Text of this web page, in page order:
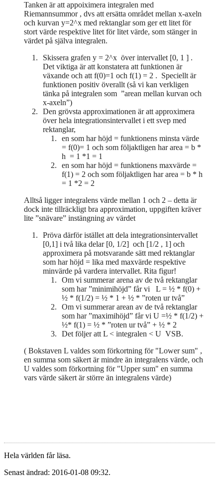
Tanken är att appoiximera integralen med
Riemannsummor , dvs att ersätta området mellan x-axeln
och kurvan y=2^x med rektanglar som ger ett litet för
stort värde respektive litet för litet värde, som stänger in
värdet på själva integralen.
Skissera grafen y = 2^x över intervallet [0, 1 ] .
Det viktiga är att konstatera att funktionen är
växande och att f(0)=1 och f(1) = 2 . Speciellt är
funktionen positiv överallt (så vi kan verkligen
tänka på integralen som ”arean mellan kurvan och
x-axeln”)
Den grövsta approximationen är att approximera
över hela integrationsintervallet i ett svep med
rektanglar,
en som har höjd = funktionens minsta värde
= f(0)= 1 och som följaktligen har area = b *
h = 1 *1 = 1
en som har höjd = funktionens maxvärde =
f(1) = 2 och som följaktligen har area = b * h
= 1 *2 = 2
Alltså ligger integralens värde mellan 1 och 2 – detta är
dock inte tillräckligt bra approximation, uppgiften kräver
lite ”snävare” instängning av värdet
Pröva därför istället att dela integrationsintervallet
[0,1] i två lika delar [0, 1/2] och [1/2 , 1] och
approximera på motsvarande sätt med rektanglar
som har höjd = lika med maxvärde respektive
minvärde på vardera intervallet. Rita figur!
Om vi summerar arena av de två rektanglar
som har ”minimihöjd” får vi L = ½ * f(0) +
½ * f(1/2) = ½ * 1 + ½ * ”roten ur två”
Om vi summerar arean av de två rektanglar
som har ”maximihöjd” får vi U =½ * f(1/2) +
½* f(1) = ½ * ”roten ur två” + ½ * 2
Det följer att L < integralen < U VSB.
( Bokstaven L valdes som förkortning för "Lower sum" ,
en summa som säkert är mindre än integralens värde, och
U valdes som förkortning för "Upper sum" en summa
vars värde säkert är större än integralens värde)
Hela världen får läsa.
Senast ändrad: 2016-01-08 09:32.